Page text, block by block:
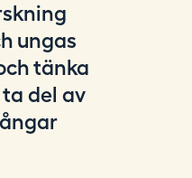
ungas
tänka
del av